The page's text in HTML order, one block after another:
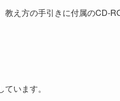
教え方の手引きに付属のCD-
います。